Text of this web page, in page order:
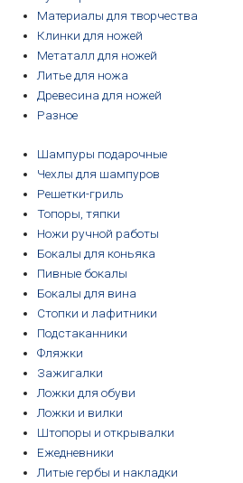
Материалы для творчества
Клинки для ножей
Метаталл для ножей
Литье для ножа
Древесина для ножей
Разное
Шампуры подарочные
Чехлы для шампуров
Решетки-гриль
Топоры, тяпки
Ножи ручной работы
Бокалы для коньяка
Пивные бокалы
Бокалы для вина
Стопки и лафитники
Подстаканники
Фляжки
Зажигалки
Ложки для обуви
Ложки и вилки
Штопоры и открывалки
Ежедневники
Литые гербы и накладки